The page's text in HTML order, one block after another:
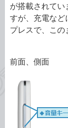
が搭載されて
すが、充電など
プレスで、この
前面、側面